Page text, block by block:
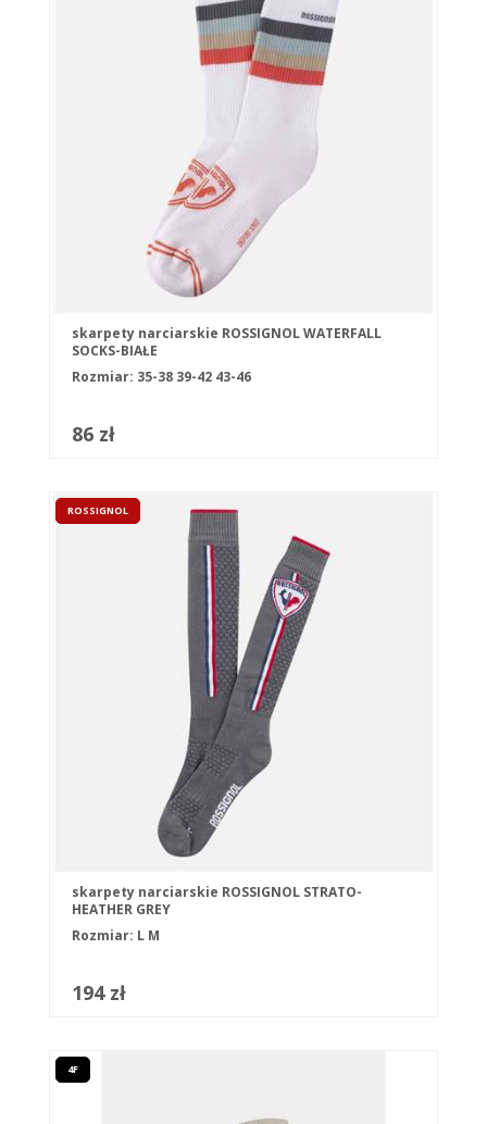
skarpety narciarskie ROSSIGNOL WATERFALL
SOCKS-BIAŁE
Rozmiar: 35-38 39-42 43-46
86 zł
ROSSIGNOL
skarpety narciarskie ROSSIGNOL STRATO-
HEATHER GREY
Rozmiar: L M
194 zł
4F